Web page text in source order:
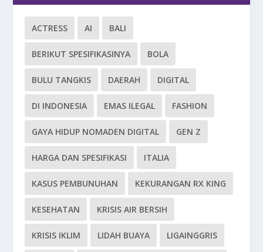
ACTRESS AI BALI
BERIKUT SPESIFIKASINYA BOLA
BULU TANGKIS DAERAH DIGITAL
DI INDONESIA EMAS ILEGAL FASHION
GAYA HIDUP NOMADEN DIGITAL GEN Z
HARGA DAN SPESIFIKASI ITALIA
KASUS PEMBUNUHAN KEKURANGAN RX KING
KESEHATAN KRISIS AIR BERSIH
KRISIS IKLIM LIDAH BUAYA LIGAINGGRIS